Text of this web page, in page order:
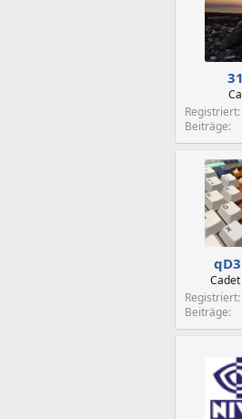
Registriert
Beiträge
Registriert
Beiträge